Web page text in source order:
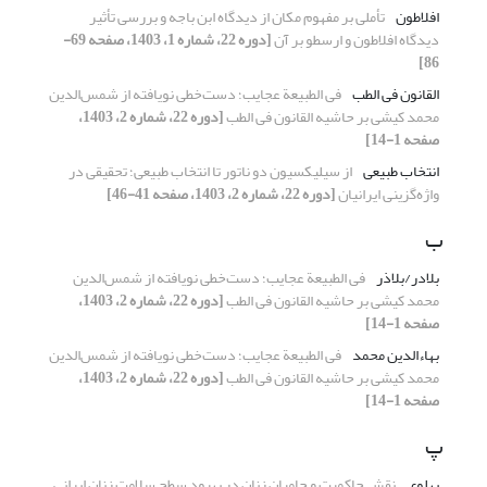
افلاطون تأملی بر مفهوم مکان از دیدگاه ابن باجه و بررسی تأثیر
دیدگاه افلاطون و ارسطو بر آن [دوره 22، شماره 1، 1403، صفحه 69-
86]
القانون فی الطب فی الطبیعة عجایب؛ دست‌خطی نویافته از شمس‌الدین
محمد کیشی بر حاشیه القانون فی الطب [دوره 22، شماره 2، 1403،
صفحه 1-14]
انتخاب طبیعی از سیلیکسیون دو ناتور تا انتخاب طبیعی؛ تحقیقی در
واژه‌گزینی ایرانیان[دوره 22، شماره 2، 1403، صفحه 41-46]
ب
بلادر/بلاذر فی الطبیعة عجایب؛ دست‌خطی نویافته از شمس‌الدین
محمد کیشی بر حاشیه القانون فی الطب [دوره 22، شماره 2، 1403،
صفحه 1-14]
بهاءالدین محمد فی الطبیعة عجایب؛ دست‌خطی نویافته از شمس‌الدین
محمد کیشی بر حاشیه القانون فی الطب [دوره 22، شماره 2، 1403،
صفحه 1-14]
پ